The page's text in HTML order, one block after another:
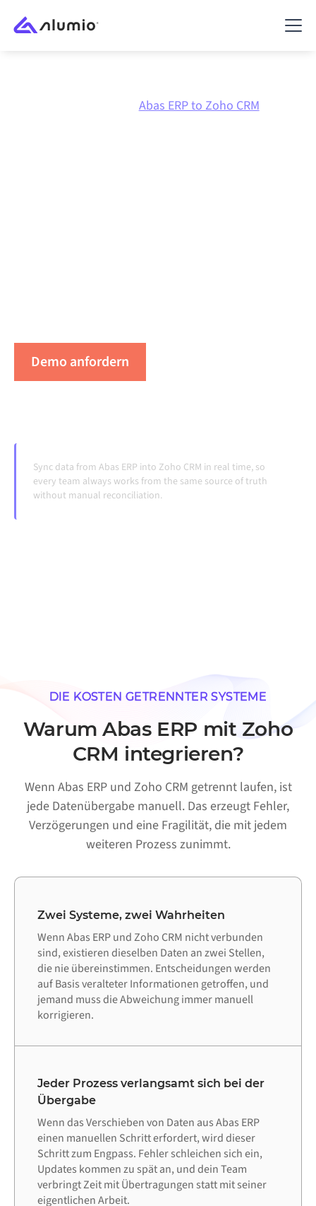
Abas ERP to Zoho CRM
Demo anfordern
Sync data from Abas ERP into Zoho CRM in real time, so
every team always works from the same source of truth
without manual reconciliation.
DIE KOSTEN GETRENNTER SYSTEME
Warum Abas ERP mit Zoho
CRM integrieren?
Wenn Abas ERP und Zoho CRM getrennt laufen, ist
jede Datenübergabe manuell. Das erzeugt Fehler,
Verzögerungen und eine Fragilität, die mit jedem
weiteren Prozess zunimmt.
Zwei Systeme, zwei Wahrheiten
Wenn Abas ERP und Zoho CRM nicht verbunden
sind, existieren dieselben Daten an zwei Stellen,
die nie übereinstimmen. Entscheidungen werden
auf Basis veralteter Informationen getroffen, und
jemand muss die Abweichung immer manuell
korrigieren.
Jeder Prozess verlangsamt sich bei der
Übergabe
Wenn das Verschieben von Daten aus Abas ERP
einen manuellen Schritt erfordert, wird dieser
Schritt zum Engpass. Fehler schleichen sich ein,
Updates kommen zu spät an, und dein Team
verbringt Zeit mit Übertragungen statt mit seiner
eigentlichen Arbeit.